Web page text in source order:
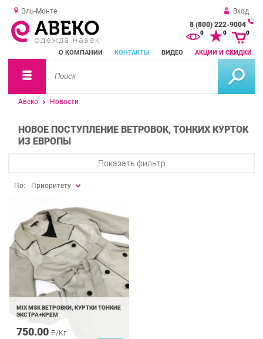
Эль-Монте
Вход
8 (800) 222-9004
О КОМПАНИИ КОНТАКТЫ ВИДЕО АКЦИИ И СКИДКИ
0 0 0
Авеко Новости
НОВОЕ ПОСТУПЛЕНИЕ ВЕТРОВОК, ТОНКИХ КУРТОК
ИЗ ЕВРОПЫ
Показать фильтр
По: Приоритету
MIX MSK ВЕТРОВКИ, КУРТКИ ТОНКИЕ
ЭКСТРА+КРЕМ
750.00 ₽/Кг